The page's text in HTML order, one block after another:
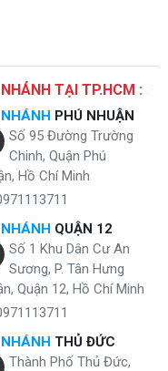
TẠI TP.HCM :
PHÚ NHUẬN
Số 95 Đường Trường
Chinh, Quận Phú
Hồ Chí Minh
QUẬN 12
Số 1 Khu Dân Cư An
Sương, P. Tân Hưng
Quận 12, Hồ Chí Minh
THỦ ĐỨC
Thành Phố Thủ Đức,